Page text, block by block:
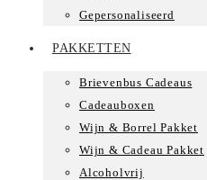
Gepersonaliseerd
PAKKETTEN
Brievenbus Cadeaus
Cadeauboxen
Wijn & Borrel Pakket
Wijn & Cadeau Pakket
Alcoholvrij